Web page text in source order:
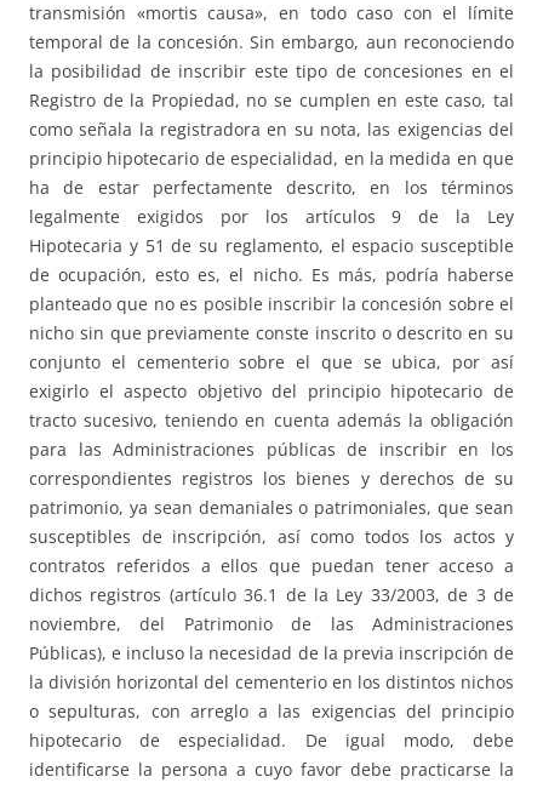
transmisión «mortis causa», en todo caso con el límite
temporal de la concesión. Sin embargo, aun reconociendo
la posibilidad de inscribir este tipo de concesiones en el
Registro de la Propiedad, no se cumplen en este caso, tal
como señala la registradora en su nota, las exigencias del
principio hipotecario de especialidad, en la medida en que
ha de estar perfectamente descrito, en los términos
legalmente exigidos por los artículos 9 de la Ley
Hipotecaria y 51 de su reglamento, el espacio susceptible
de ocupación, esto es, el nicho. Es más, podría haberse
planteado que no es posible inscribir la concesión sobre el
nicho sin que previamente conste inscrito o descrito en su
conjunto el cementerio sobre el que se ubica, por así
exigirlo el aspecto objetivo del principio hipotecario de
tracto sucesivo, teniendo en cuenta además la obligación
para las Administraciones públicas de inscribir en los
correspondientes registros los bienes y derechos de su
patrimonio, ya sean demaniales o patrimoniales, que sean
susceptibles de inscripción, así como todos los actos y
contratos referidos a ellos que puedan tener acceso a
dichos registros (artículo 36.1 de la Ley 33/2003, de 3 de
noviembre, del Patrimonio de las Administraciones
Públicas), e incluso la necesidad de la previa inscripción de
la división horizontal del cementerio en los distintos nichos
o sepulturas, con arreglo a las exigencias del principio
hipotecario de especialidad. De igual modo, debe
identificarse la persona a cuyo favor debe practicarse la